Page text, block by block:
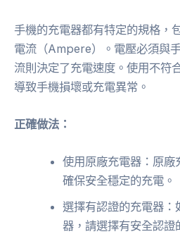
手機的充電器都有特定的規格，
電流（Ampere）。電壓必須與
流則決定了充電速度。使用不符
導致手機損壞或充電異常。
正確做法：
使用原廠充電器：原
確保安全穩定的充電。
選擇有認證的充電器
器，請選擇有安全認